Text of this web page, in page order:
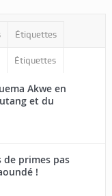
Étiquettes
Étiquettes
Akwe en
et du
de primes pas
!